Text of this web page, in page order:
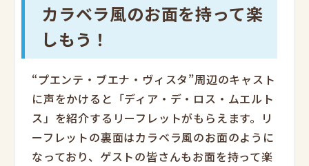
カラベラ風のお面を持って楽
しもう！
“プエンテ・ブエナ・ヴィスタ”周辺のキャスト
に声をかけると「ディア・デ・ロス・ムエルト
ス」を紹介するリーフレットがもらえます。リ
ーフレットの裏面はカラベラ風のお面のように
なっており、ゲストの皆さんもお面を持って楽